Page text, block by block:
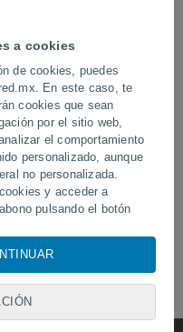
a cookies
de cookies, puedes
En este caso, te
cookies que sean
por el sitio web,
el comportamiento
personalizado, aunque
no personalizada.
y acceder a
pulsando el botón
nuestros socios
similares para
IP y los
que algunos
Devastadora inundación
Chitral, Pakistán.